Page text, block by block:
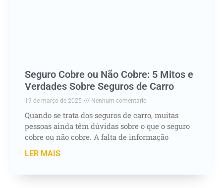
Seguro Cobre ou Não Cobre: 5 Mitos e
Verdades Sobre Seguros de Carro
19 de março de 2025 Nenhum comentário
Quando se trata dos seguros de carro, muitas
pessoas ainda têm dúvidas sobre o que o seguro
cobre ou não cobre. A falta de informação
LER MAIS